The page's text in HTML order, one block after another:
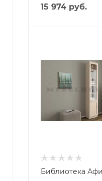
15 974 руб.
Современный
Габариты, высота,
32
Материал фасада
Библиотека